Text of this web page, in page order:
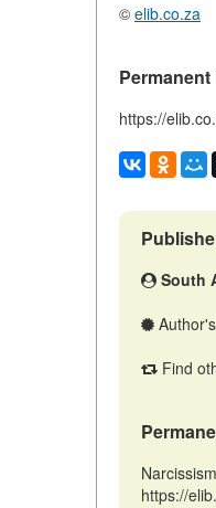
© elib.co.za
https://
South
Find
https://